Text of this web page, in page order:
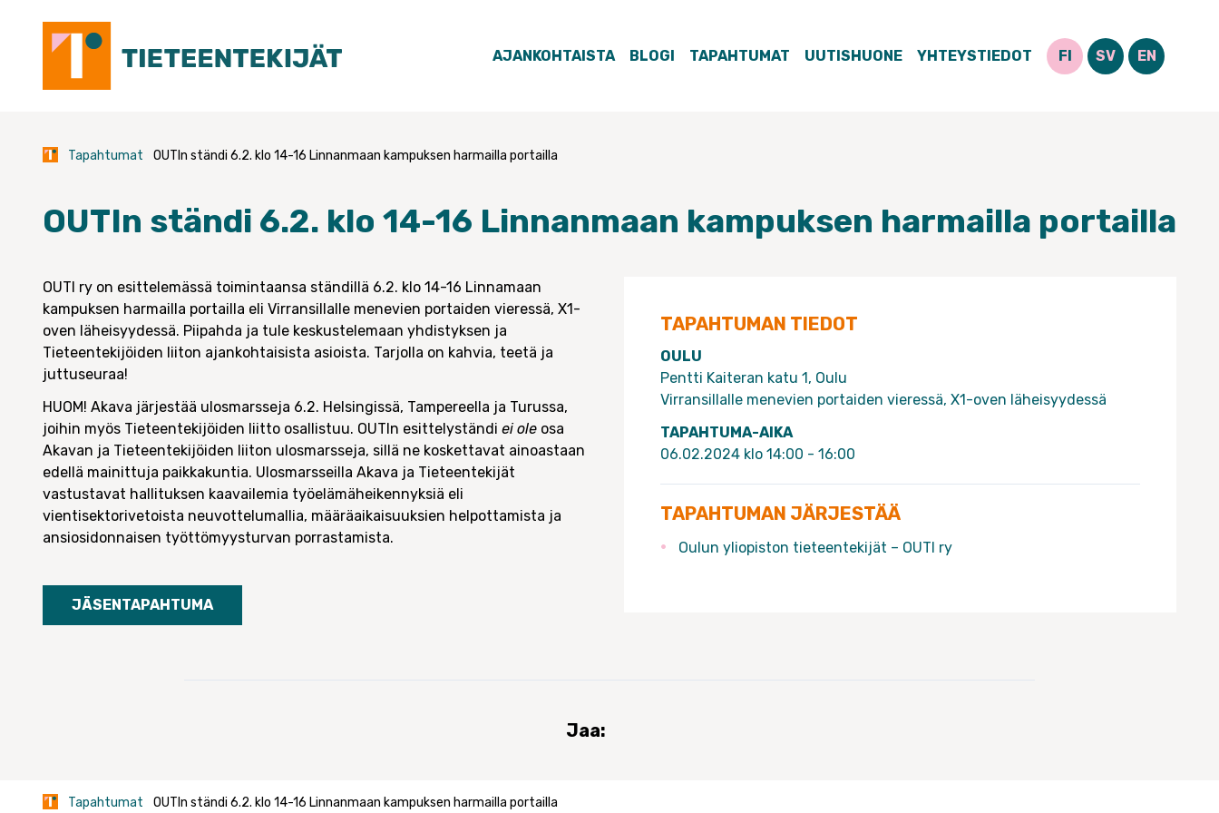
content
AJANKOHTAISTA BLOGI TAPAHTUMAT UUTISHUONE YHTEYSTIEDOT FI SV EN
Tapahtumat OUTIn ständi 6.2. klo 14-16 Linnanmaan kampuksen harmailla portailla
OUTIn ständi 6.2. klo 14-16 Linnanmaan kampuksen harmailla portailla
OUTI ry on esittelemässä toimintaansa ständillä 6.2. klo 14-16 Linnamaan
kampuksen harmailla portailla eli Virransillalle menevien portaiden vieressä, X1-
oven läheisyydessä. Piipahda ja tule keskustelemaan yhdistyksen ja
Tieteentekijöiden liiton ajankohtaisista asioista. Tarjolla on kahvia, teetä ja
juttuseuraa!
HUOM! Akava järjestää ulosmarsseja 6.2. Helsingissä, Tampereella ja Turussa,
joihin myös Tieteentekijöiden liitto osallistuu. OUTIn esittelyständi ei ole osa
Akavan ja Tieteentekijöiden liiton ulosmarsseja, sillä ne koskettavat ainoastaan
edellä mainittuja paikkakuntia. Ulosmarsseilla Akava ja Tieteentekijät
vastustavat hallituksen kaavailemia työelämäheikennyksiä eli
vientisektorivetoista neuvottelumallia, määräaikaisuuksien helpottamista ja
ansiosidonnaisen työttömyysturvan porrastamista.
JÄSENTAPAHTUMA
TAPAHTUMAN TIEDOT
OULU
Pentti Kaiteran katu 1, Oulu
Virransillalle menevien portaiden vieressä, X1-oven läheisyydessä
TAPAHTUMA-AIKA
06.02.2024 klo 14:00 - 16:00
TAPAHTUMAN JÄRJESTÄÄ
Oulun yliopiston tieteentekijät – OUTI ry
Jaa:
Tapahtumat OUTIn ständi 6.2. klo 14-16 Linnanmaan kampuksen harmailla portailla